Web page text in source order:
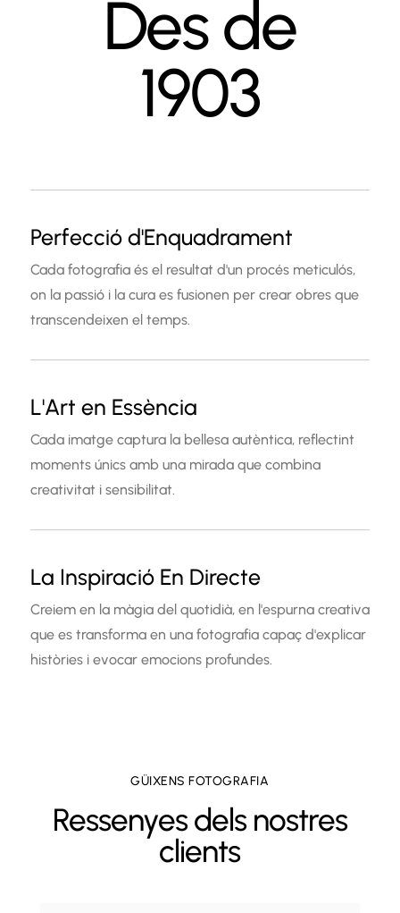
Des de
1903
Perfecció d'Enquadrament
Cada fotografia és el resultat d'un procés meticulós,
on la passió i la cura es fusionen per crear obres que
transcendeixen el temps.
L'Art en Essència
Cada imatge captura la bellesa autèntica, reflectint
moments únics amb una mirada que combina
creativitat i sensibilitat.
La Inspiració En Directe
Creiem en la màgia del quotidià, en l'espurna creativa
que es transforma en una fotografia capaç d'explicar
històries i evocar emocions profundes.
GÜIXENS FOTOGRAFIA
Ressenyes dels nostres
clients